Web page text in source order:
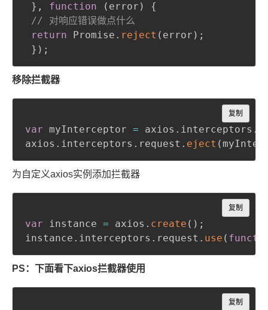
} , function ( error )
{
// 对响应错误做点什么
return Promise . reject ( error ) ;
} ) ;
移除拦截器
var myInterceptor = axios . interceptors .
axios . interceptors . request . eject (
复制
Copy
为自定义axios实例添加拦截器
var instance = axios . create ( ) ;
instance . interceptors . request . use (
复制
Copy
PS：下面看下axios拦截器使用
复制
Copy